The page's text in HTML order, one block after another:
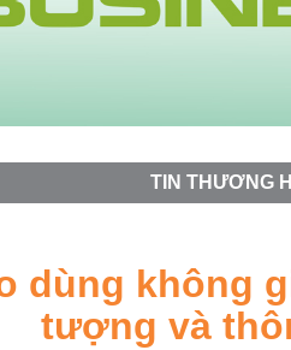
TIN THƯƠNG
dùng không
tượng và